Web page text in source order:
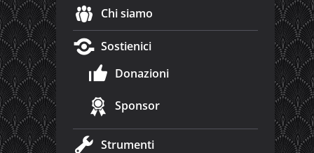
Chi siamo
Sostienici
Donazioni
Sponsor
Strumenti